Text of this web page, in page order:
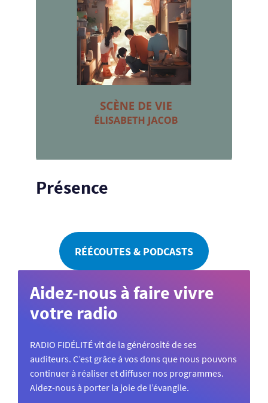
Présence
RÉÉCOUTES & PODCASTS
Aidez-nous à faire vivre
votre radio
RADIO FIDÉLITÉ vit de la générosité de ses
auditeurs. C’est grâce à vos dons que nous pouvons
continuer à réaliser et diffuser nos programmes.
Aidez-nous à porter la joie de l’évangile.